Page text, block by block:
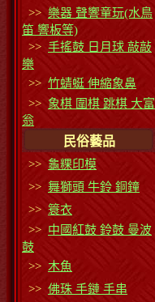
>> 樂器 聲響童玩(水鳥
笛 響板等)
>> 手搖鼓 日月球 敲敲
樂
>> 竹蜻蜓 伸縮象鼻
>> 象棋 圍棋 跳棋 大富
翁
民俗藝品
>> 龜粿印模
>> 舞獅頭 牛鈴 銅鐘
>> 簑衣
>> 中國紅鼓 鈴鼓 曼波
鼓
>> 木魚
>> 佛珠 手鏈 手串